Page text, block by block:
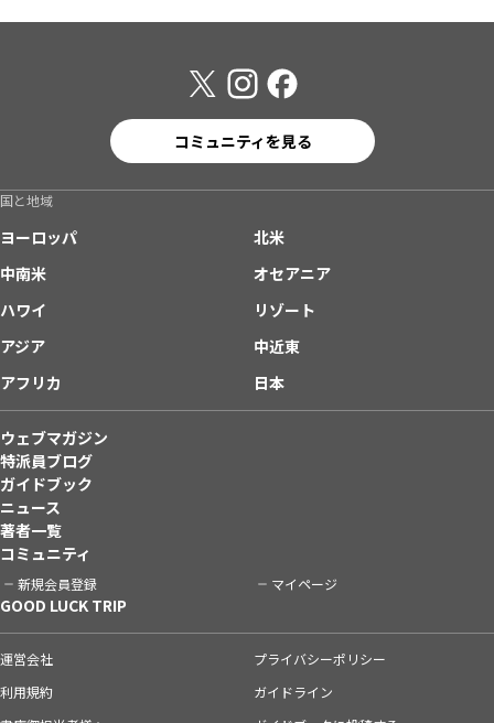
コミュニティを見る
国と地域
ヨーロッパ
北米
中南米
オセアニア
ハワイ
リゾート
アジア
中近東
アフリカ
日本
ウェブマガジン
特派員ブログ
ガイドブック
ニュース
著者一覧
コミュニティ
新規会員登録 マイページ
GOOD LUCK TRIP
運営会社
プライバシーポリシー
利用規約
ガイドライン